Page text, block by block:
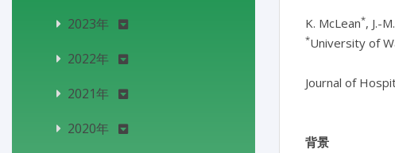
K. McLean*, J.-
*University of
Journal of
背景
2023年
2022年
2021年
2020年